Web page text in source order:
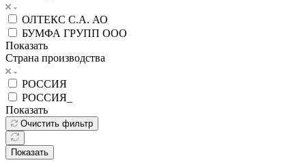
ОЛТЕКС С.А. АО
БУМФА ГРУПП ООО
Показать
Страна производства
РОССИЯ
РОССИЯ_
Показать
Очистить фильтр
Показать